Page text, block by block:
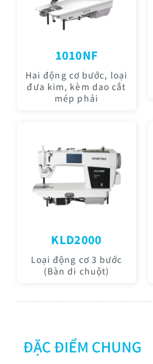
1010NF
Hai động cơ bước, loại
đưa kim, kèm dao cắt
mép phải
KLD2000
Loại động cơ 3 bước
(Bàn di chuột)
ĐẶC ĐIỂM CHUNG